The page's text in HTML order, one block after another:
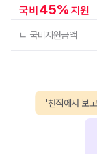
국비 45% 지원
ㄴ 국비지원금액
'천직에서 보